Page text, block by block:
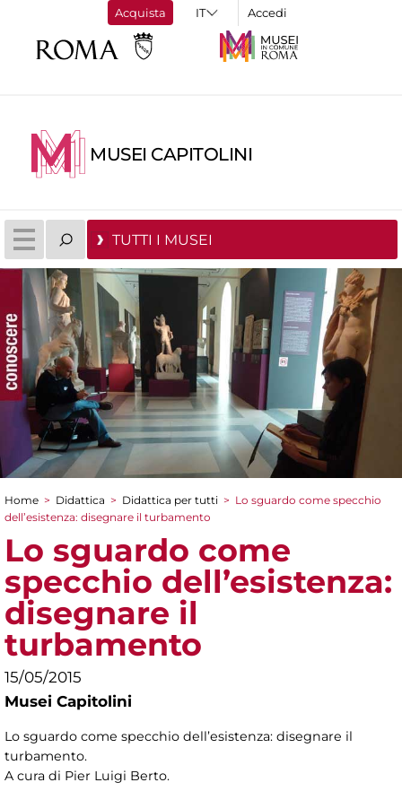
Acquista Accedi
MUSEI CAPITOLINI
TUTTI I MUSEI
Tu sei qui
Home > Didattica > Didattica per tutti > Lo sguardo come specchio
dell’esistenza: disegnare il turbamento
Lo sguardo come
specchio dell’esistenza:
disegnare il
turbamento
15/05/2015
Musei Capitolini
Lo sguardo come specchio dell’esistenza: disegnare il
turbamento.
A cura di Pier Luigi Berto.